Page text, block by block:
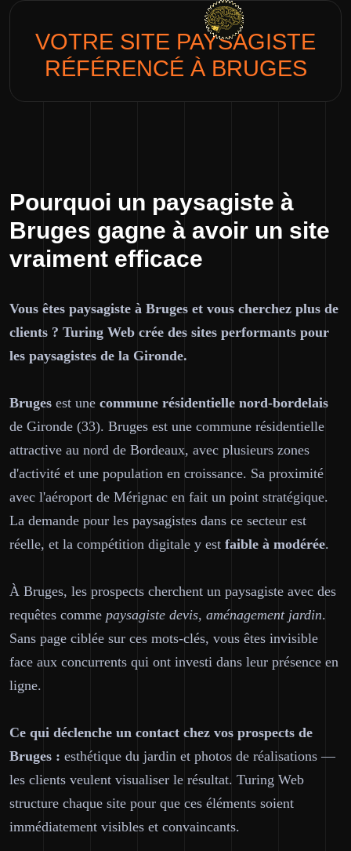
VOTRE SITE PAYSAGISTE
RÉFÉRENCÉ À BRUGES
Pourquoi un paysagiste à
Bruges gagne à avoir un site
vraiment efficace
Vous êtes paysagiste à Bruges et vous cherchez plus de
clients ? Turing Web crée des sites performants pour
les paysagistes de la Gironde.
Bruges est une commune résidentielle nord-bordelais
de Gironde (33). Bruges est une commune résidentielle
attractive au nord de Bordeaux, avec plusieurs zones
d'activité et une population en croissance. Sa proximité
avec l'aéroport de Mérignac en fait un point stratégique.
La demande pour les paysagistes dans ce secteur est
réelle, et la compétition digitale y est faible à modérée.
À Bruges, les prospects cherchent un paysagiste avec des
requêtes comme paysagiste devis, aménagement jardin.
Sans page ciblée sur ces mots-clés, vous êtes invisible
face aux concurrents qui ont investi dans leur présence en
ligne.
Ce qui déclenche un contact chez vos prospects de
Bruges : esthétique du jardin et photos de réalisations —
les clients veulent visualiser le résultat. Turing Web
structure chaque site pour que ces éléments soient
immédiatement visibles et convaincants.